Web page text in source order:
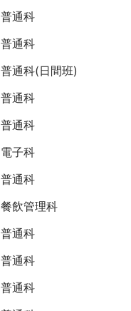
普通科
普通科
普通科(日間班)
普通科
普通科
電子科
普通科
餐飲管理科
普通科
普通科
普通科